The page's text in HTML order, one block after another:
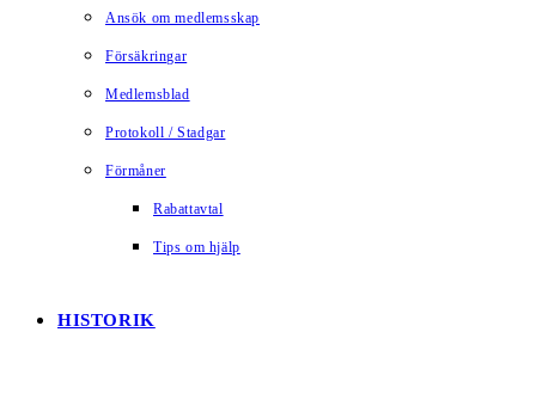
Ansök om medlemsskap
Försäkringar
Medlemsblad
Protokoll / Stadgar
Förmåner
Rabattavtal
Tips om hjälp
HISTORIK